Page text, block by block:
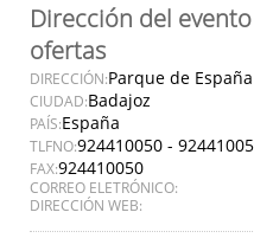
Dirección del
ofertas
DIRECCIÓN:Parque de España
CIUDAD:Badajoz
PAÍS:España
TLFNO:924410050 -
FAX:924410050
CORREO ELETRÓNICO:
DIRECCIÓN WEB: